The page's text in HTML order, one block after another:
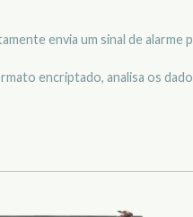
envia um sinal de
encriptado, analisa os